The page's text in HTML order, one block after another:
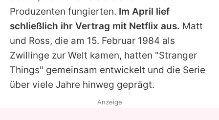
Produzenten fungierten. Im April lief
schließlich ihr Vertrag mit Netflix aus. Matt
und Ross, die am 15. Februar 1984 als
Zwillinge zur Welt kamen, hatten "Stranger
Things" gemeinsam entwickelt und die Serie
über viele Jahre hinweg geprägt.
Anzeige